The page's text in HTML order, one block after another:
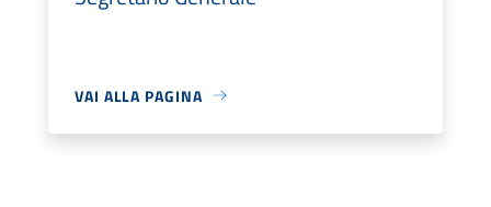
VAI ALLA PAGINA